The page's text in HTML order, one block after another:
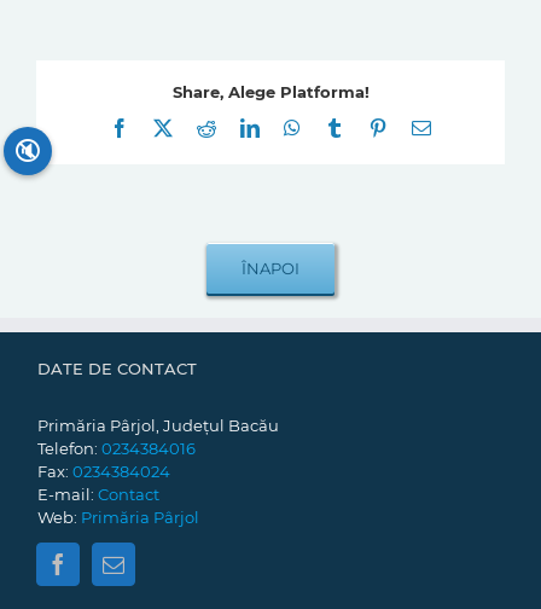
Share, Alege Platforma!
Facebook
RedditLinkedInWhatsApp
Tumblr Pinterest
E-
DATE DE CONTACT
Primăria Pârjol, Județul Bacău
Telefon: 0234384016
Fax: 0234384024
E-mail: Contact
Web: Primăria Pârjol
🔇